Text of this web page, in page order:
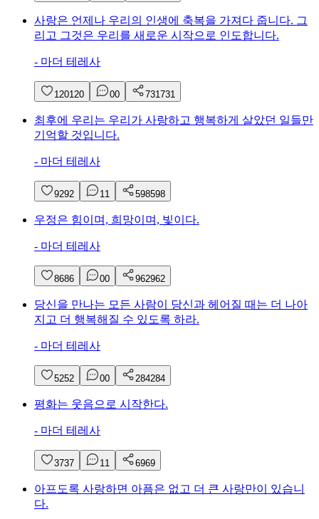
사랑은 언제나 우리의 인생에 축복을 가져다 줍니다. 그
리고 그것은 우리를 새로운 시작으로 인도합니다.
- 마더 테레사
120120 00 731731
최후에 우리는 우리가 사랑하고 행복하게 살았던 일들만
기억할 것입니다.
- 마더 테레사
9292 11 598598
우정은 힘이며, 희망이며, 빛이다.
- 마더 테레사
8686 00 962962
당신을 만나는 모든 사람이 당신과 헤어질 때는 더 나아
지고 더 행복해질 수 있도록 하라.
- 마더 테레사
5252 00 284284
평화는 웃음으로 시작한다.
- 마더 테레사
3737 11 6969
아프도록 사랑하면 아픔은 없고 더 큰 사랑만이 있습니
다.